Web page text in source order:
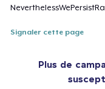
Signaler cette page
Plus de